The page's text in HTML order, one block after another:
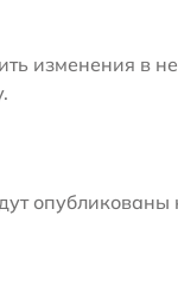
изменения в
опубликованы